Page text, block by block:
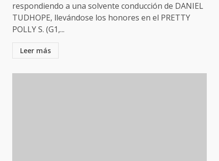
respondiendo a una solvente conducción de DANIEL
TUDHOPE, llevándose los honores en el PRETTY
POLLY S. (G1,...
Leer más